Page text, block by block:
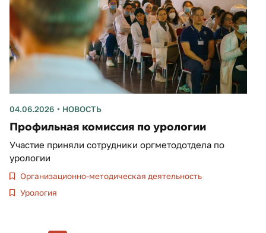
04.06.2026 НОВОСТЬ
Профильная комиссия по урологии
Участие приняли сотрудники оргметодотдела по
урологии
Организационно-методическая деятельность
Урология